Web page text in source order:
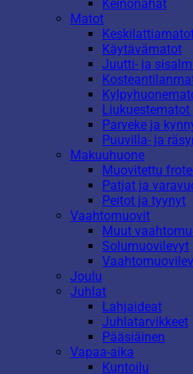
Keinonahat
Matot
Käytävämatot
Juutti- ja
Parveke ja
Puuvilla- ja
Makuuhuone
Muovitettu
Patjat ja
Peitot ja tyynyt
Vaahtomuovit
Muut
Solumuovilevyt
Joulu
Juhlat
Lahjaideat
Juhlatarvikkeet
Pääsiäinen
Vapaa-aika
Kuntoilu